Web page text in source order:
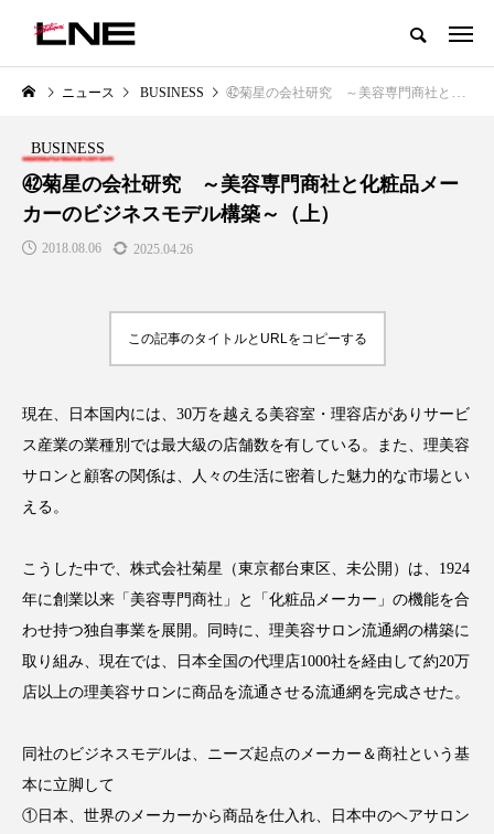
グローバルビューティ＆ヘルスケアビジネス誌
LIFESTYLE
がもたらす可能性とこれから
BUSINESS
都市型スパ――身近なウェルネ
2026.08.06
FEATURED 注目の企画
AI
ニュース BUSINESS ㊷菊星の会社研究 ～美容専門商社と化粧品メーカーのビジネスモデル構築～（上）
BUSINESS
㊷菊星の会社研究 ～美容専門商社と化粧品メー
カーのビジネスモデル構築～（上）
2018.08.06 2025.04.26
この記事のタイトルとURLをコピーする
現在、日本国内には、30万を越える美容室・理容店がありサービ
ス産業の業種別では最大級の店舗数を有している。また、理美容
サロンと顧客の関係は、人々の生活に密着した魅力的な市場とい
える。
こうした中で、株式会社菊星（東京都台東区、未公開）は、1924
年に創業以来「美容専門商社」と「化粧品メーカー」の機能を合
わせ持つ独自事業を展開。同時に、理美容サロン流通網の構築に
取り組み、現在では、日本全国の代理店1000社を経由して約20万
店以上の理美容サロンに商品を流通させる流通網を完成させた。
同社のビジネスモデルは、ニーズ起点のメーカー＆商社という基
本に立脚して
①日本、世界のメーカーから商品を仕入れ、日本中のヘアサロン